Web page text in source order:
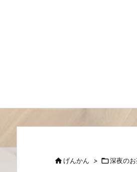
げんかん > 深夜の